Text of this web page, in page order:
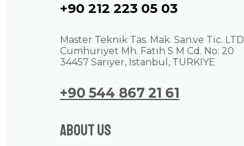
+90 212 223 05 03
Master Teknik Tas. Mak. San.ve Tic. LTD
Cumhuriyet Mh. Fatih S M Cd. No: 20
34457 Sarıyer, Istanbul, TURKIYE
+90 544 867 21 61
About us